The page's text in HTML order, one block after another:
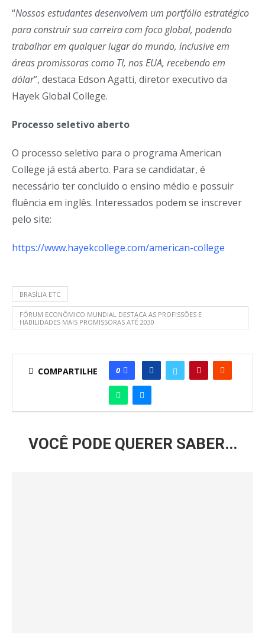
“Nossos estudantes desenvolvem um portfólio estratégico
para construir sua carreira com foco global, podendo
trabalhar em qualquer lugar do mundo, inclusive em
áreas promissoras como TI, nos EUA, recebendo em
dólar”, destaca Edson Agatti, diretor executivo da
Hayek Global College.
Processo seletivo aberto
O processo seletivo para o programa American
College já está aberto. Para se candidatar, é
necessário ter concluído o ensino médio e possuir
fluência em inglês. Interessados podem se inscrever
pelo site:
https://www.hayekcollege.com/american-college
BRASÍLIA ETC
FÓRUM ECONÔMICO MUNDIAL DESTACA AS PROFISSÕES E
HABILIDADES MAIS PROMISSORAS ATÉ 2030
COMPARTILHE 0
VOCÊ PODE QUERER SABER...